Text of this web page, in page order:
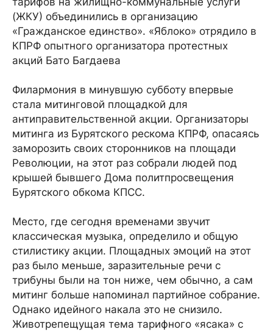
(ЖКУ) объединились в организацию
«Гражданское единство». «Яблоко» отрядило в
КПРФ опытного организатора протестных
акций Бато Багдаева
Филармония в минувшую субботу впервые
стала митинговой площадкой для
антиправительственной акции. Организаторы
митинга из Бурятского рескома КПРФ, опасаясь
заморозить своих сторонников на площади
Революции, на этот раз собрали людей под
крышей бывшего Дома политпросвещения
Бурятского обкома КПСС.
Место, где сегодня временами звучит
классическая музыка, определило и общую
стилистику акции. Площадных эмоций на этот
раз было меньше, заразительные речи с
трибуны были на тон ниже, чем обычно, а сам
митинг больше напоминал партийное собрание.
Однако идейного накала это не снизило.
Животрепещущая тема тарифного «ясака» с